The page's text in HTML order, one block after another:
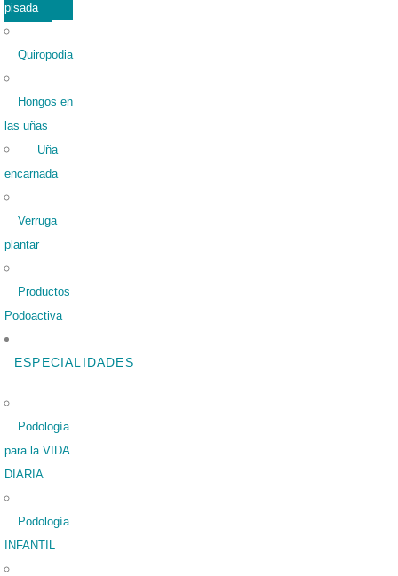
pisada
Quiropodia
Hongos en
las uñas
Uña
encarnada
Verruga
plantar
Productos
Podoactiva
ESPECIALIDADES
Podología
para la VIDA
DIARIA
Podología
INFANTIL